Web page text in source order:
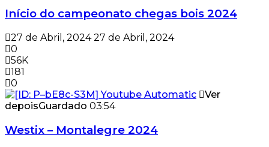
Início do campeonato chegas bois 2024
27 de Abril, 2024 27 de Abril, 2024
0
56K
181
0
Ver
depoisGuardado 03:54
Westix – Montalegre 2024